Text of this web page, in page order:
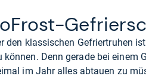
den klassischen Gefriertruhen
Denn gerade bei einem
im Jahr alles abtauen zu